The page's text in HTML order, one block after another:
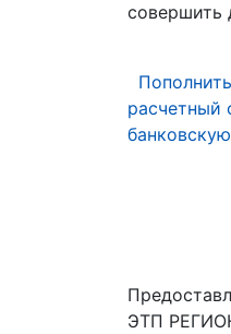
совершить
расчетный
ЭТП